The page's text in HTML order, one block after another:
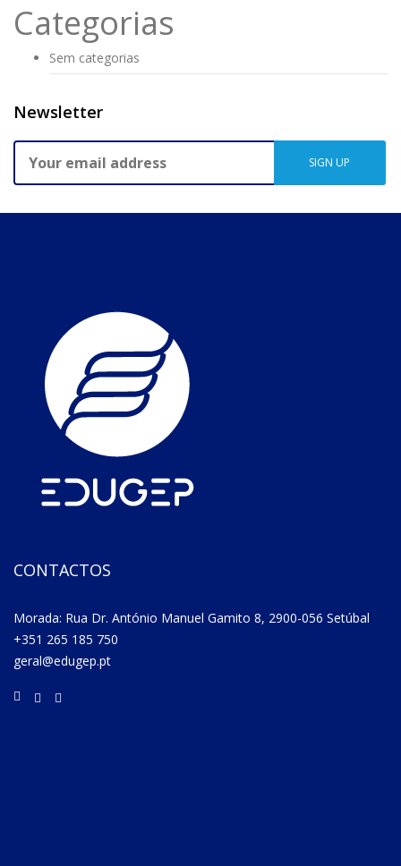
Categorias
Sem categorias
Newsletter
CONTACTOS
Morada: Rua Dr. António Manuel Gamito 8, 2900-056 Setúbal
+351 265 185 750
geral@edugep.pt